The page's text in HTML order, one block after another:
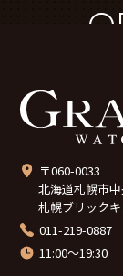
〒060-0033
北海道札幌市
札幌ブリック
011-219-0887
11:00～19:30